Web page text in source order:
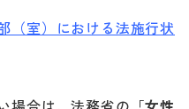
（室）における法施行状